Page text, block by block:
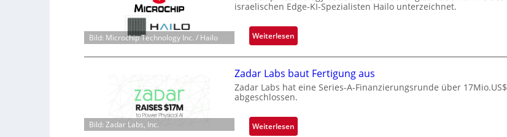
k
t
o
n
e
ü
b
r
Bild: Microchip Technology Inc. / Hailo
israelischen Edge-KI-Spezialisten Hailo unterzeichnet.
Weiterlesen:
M
i
c
r
o
h
Bild: Zadar Labs, Inc.
Zadar Labs baut Fertigung aus
Zadar Labs hat eine Series-A-Finanzierungsrunde über 17Mio.US$
abgeschlossen.
Weiterlesen: